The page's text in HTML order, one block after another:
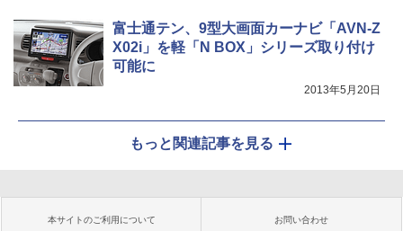
富士通テン、9型大画面カーナビ「AVN-Z
X02i」を軽「N BOX」シリーズ取り付け
可能に
2013年5月20日
もっと関連記事を見る
本サイトのご利用について お問い合わせ